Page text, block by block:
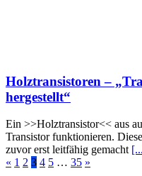
Holztransistoren –
hergestellt“
Ein >>Holztransistor<< aus
Transistor funktionieren.
zuvor erst leitfähig gemacht
« 1 2 3 4 5 … 35 »